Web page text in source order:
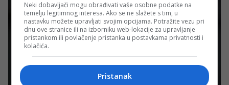
Neki dobavljači mogu obrađivati vaše osobne podatke na
temelju legitimnog interesa. Ako se ne slažete s tim, u
nastavku možete upravljati svojim opcijama. Potražite vezu pri
dnu ove stranice ili na izborniku web-lokacije za upravljanje
pristankom ili povlačenje pristanka u postavkama privatnosti i
kolačića.
Pristanak